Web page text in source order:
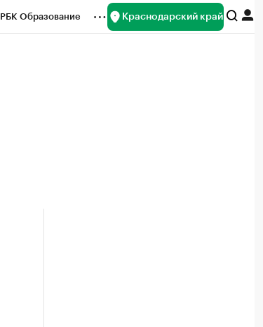
РБК Образование Краснодарский край